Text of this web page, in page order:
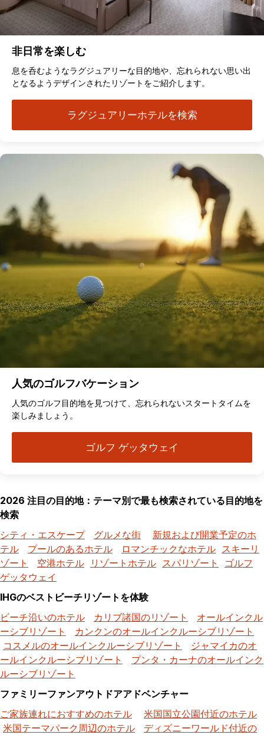
非日常を楽しむ
息を呑むようなラグジュアリーな目的地や、忘れられない思い出
となるようデザインされたリゾートをご紹介します。
ラグジュアリーホテルを検索
人気のゴルフバケーション
人気のゴルフ目的地を見つけて、忘れられないスタートタイムを
楽しみましょう。
ゴルフ ゲッタウェイ
2026 注目の目的地：テーマ別で最も検索されている目的地を
検索
シティ・エスケープ
グルメな街
新規および開業予定のホ
テル
プールのあるホテル ロマンチックなホテル スキーリ
ゾート
空港ホテル リゾートホテル スパリゾート
ゴルフ
ゲッタウェイ
IHGのベストビーチリゾートを体験
ビーチ沿いのホテル
カリブ諸国のリゾート
オールインクル
ーシブリゾート
カンクンのオールインクルーシブリゾート
コスメルのオールインクルーシブリゾート
ジャマイカのオ
ールインクルーシブリゾート
プンタ・カーナのオールインク
ルーシブリゾート
ファミリーファンアウトドアアドベンチャー
ご家族連れにおすすめのホテル
米国国立公園付近のホテル
米国テーマパーク周辺のホテル
ディズニーワールド付近の